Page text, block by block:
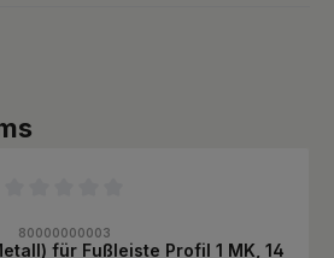
80000000003
für Fußleiste Profil 1 MK, 14